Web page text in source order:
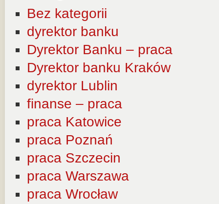
Bez kategorii
dyrektor banku
Dyrektor Banku – praca
Dyrektor banku Kraków
dyrektor Lublin
finanse – praca
praca Katowice
praca Poznań
praca Szczecin
praca Warszawa
praca Wrocław